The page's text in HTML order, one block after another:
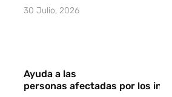
30 Julio, 2026
Ayuda a las
personas afectadas por los